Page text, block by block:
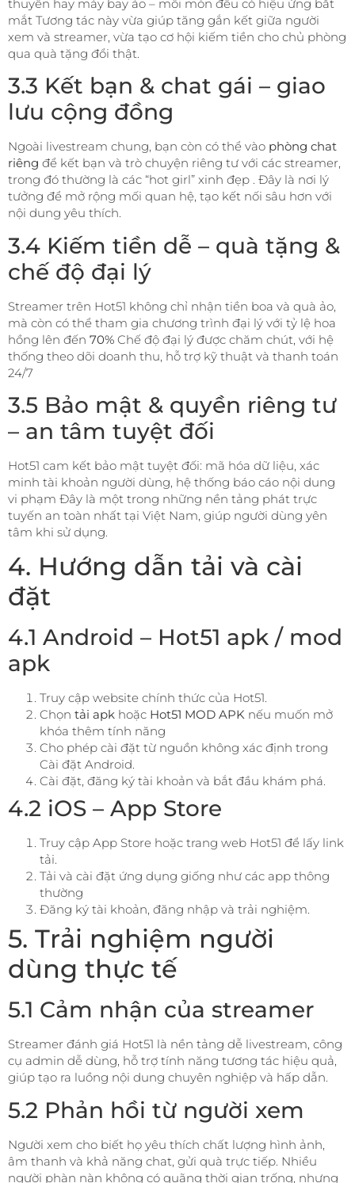
thuyền hay máy bay ảo – mỗi món đều có hiệu ứng bắt
mắt Tương tác này vừa giúp tăng gắn kết giữa người
xem và streamer, vừa tạo cơ hội kiếm tiền cho chủ phòng
qua quà tặng đổi thật.
3.3 Kết bạn & chat gái – giao
lưu cộng đồng
Ngoài livestream chung, bạn còn có thể vào phòng chat
riêng để kết bạn và trò chuyện riêng tư với các streamer,
trong đó thường là các “hot girl” xinh đẹp . Đây là nơi lý
tưởng để mở rộng mối quan hệ, tạo kết nối sâu hơn với
nội dung yêu thích.
3.4 Kiếm tiền dễ – quà tặng &
chế độ đại lý
Streamer trên Hot51 không chỉ nhận tiền boa và quà ảo,
mà còn có thể tham gia chương trình đại lý với tỷ lệ hoa
hồng lên đến 70% Chế độ đại lý được chăm chút, với hệ
thống theo dõi doanh thu, hỗ trợ kỹ thuật và thanh toán
24/7
3.5 Bảo mật & quyền riêng tư
– an tâm tuyệt đối
Hot51 cam kết bảo mật tuyệt đối: mã hóa dữ liệu, xác
minh tài khoản người dùng, hệ thống báo cáo nội dung
vi phạm Đây là một trong những nền tảng phát trực
tuyến an toàn nhất tại Việt Nam, giúp người dùng yên
tâm khi sử dụng.
4. Hướng dẫn tải và cài
đặt
4.1 Android – Hot51 apk / mod
apk
Truy cập website chính thức của Hot51.
Chọn tải apk hoặc Hot51 MOD APK nếu muốn mở
khóa thêm tính năng
Cho phép cài đặt từ nguồn không xác định trong
Cài đặt Android.
Cài đặt, đăng ký tài khoản và bắt đầu khám phá.
4.2 iOS – App Store
Truy cập App Store hoặc trang web Hot51 để lấy link
tải.
Tải và cài đặt ứng dụng giống như các app thông
thường
Đăng ký tài khoản, đăng nhập và trải nghiệm.
5. Trải nghiệm người
dùng thực tế
5.1 Cảm nhận của streamer
Streamer đánh giá Hot51 là nền tảng dễ livestream, công
cụ admin dễ dùng, hỗ trợ tính năng tương tác hiệu quả,
giúp tạo ra luồng nội dung chuyên nghiệp và hấp dẫn.
5.2 Phản hồi từ người xem
Người xem cho biết họ yêu thích chất lượng hình ảnh,
âm thanh và khả năng chat, gửi quà trực tiếp. Nhiều
người phàn nàn không có quãng thời gian trống, nhưng